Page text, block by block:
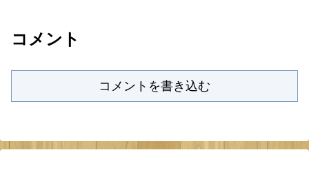
コメント
コメントを書き込む